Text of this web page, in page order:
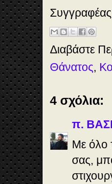
b
o
o
k
o
d
o
n
e
r
Διαβάστε
Θάνατος,
4 σχόλια:
π.
Με όλο
σας,